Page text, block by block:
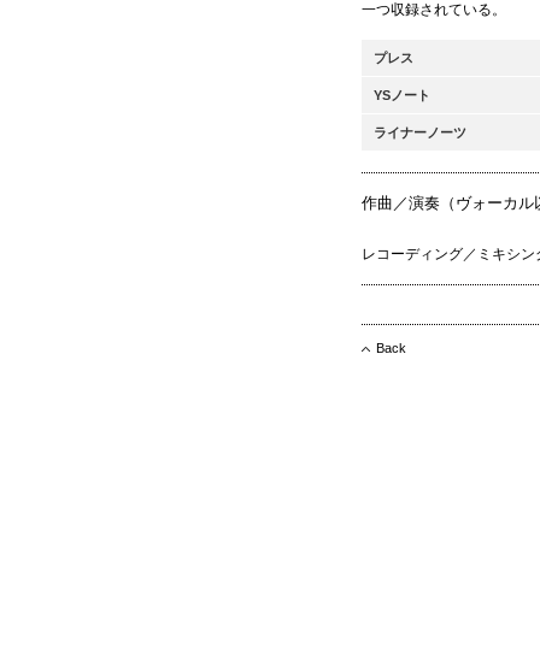
一つ収録されている。
プレス
YSノート
ライナーノーツ
作曲／演奏（ヴォーカ
レコーディング／ミキシ
Back